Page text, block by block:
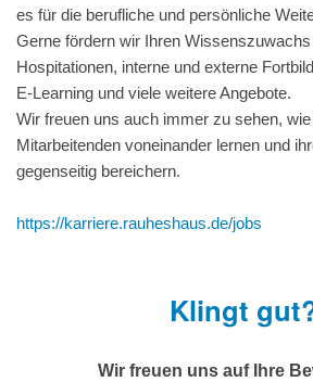
es für die berufliche und persönliche
Gerne fördern wir Ihren
Hospitationen, interne und externe
E-Learning und viele weitere Angebote.
Wir freuen uns auch immer zu sehen,
Mitarbeitenden voneinander lernen und
gegenseitig bereichern.
https://karriere.rauheshaus.de/jobs
Klingt
Wir freuen uns auf Ihre